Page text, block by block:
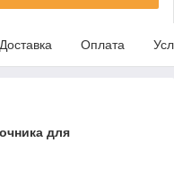
Доставка Оплата
для